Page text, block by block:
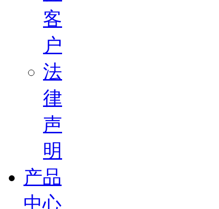
客
户
法
律
声
明
产品
中心